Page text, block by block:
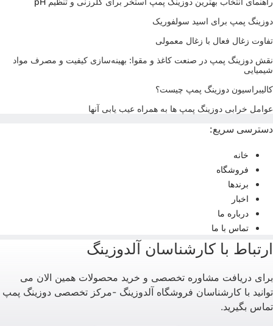
دوزینگ پمپ برای اسید سولفوریک
تفاوت زغال فعال با زغال معمولی
نقش دوزینگ پمپ در صنعت کاغذ و مقوا: بهینه‌سازی کیفیت و مصرف مواد
شیمیایی
کالیبراسیون دوزینگ پمپ چیست؟
عوامل خرابی دوزینگ پمپ ها به همراه عیب یابی آنها
دسترسی سریع:
خانه
فروشگاه
برندها
اخبار
درباره ما
تماس با ما
ارتباط با کارشناسان آلدوزینگ
برای دریافت مشاوره تخصصی و خرید محصولات همین الان می
توانید با کارشناسان فروشگاه آلدوزینگ -مرکز تخصصی دوزینگ پمپ
تماس بگیرید.